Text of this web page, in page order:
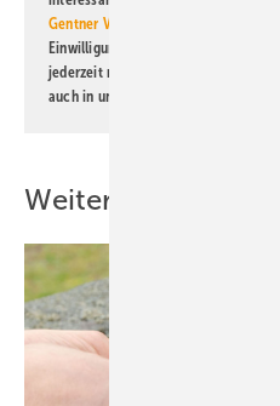
Gentner Verlag GmbH & Co. KG
Einwilligung kann ich jederzeit
jederzeit möglich. Informationen
auch in unserer
Weitere Inhalte